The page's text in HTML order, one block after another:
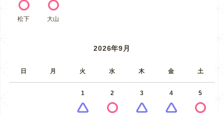
松下 大山
2026年9月
日 月 火 水 木 金 土
1 2 3 4 5